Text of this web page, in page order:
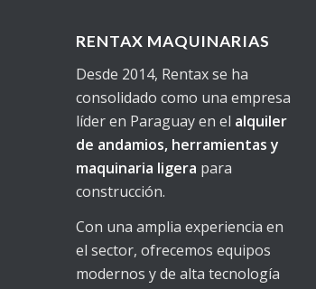
RENTAX MAQUINARIAS
Desde 2014, Rentax se ha
consolidado como una empresa
líder en Paraguay en el alquiler
de andamios, herramientas y
maquinaria ligera para
construcción.
Con una amplia experiencia en
el sector, ofrecemos equipos
modernos y de alta tecnología